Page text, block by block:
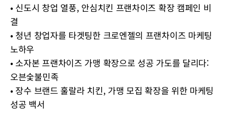
• 신도시 창업 열풍, 안심치킨 프랜차이즈 확장 캠페인 비
결
• 청년 창업자를 타겟팅한 크로엔젤의 프랜차이즈 마케팅
노하우
•소자본 프랜차이즈 가맹 확장으로 성공 가도를 달리다:
오븐숯불민족
• 장수 브랜드 훌랄라 치킨, 가맹 모집 확장을 위한 마케팅
성공 백서